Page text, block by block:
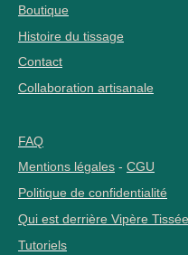
Boutique
Histoire du tissage
Contact
Collaboration artisanale
FAQ
Mentions légales - CGU
Politique de confidentialité
Qui est derrière Vipère Tissée
Tutoriels